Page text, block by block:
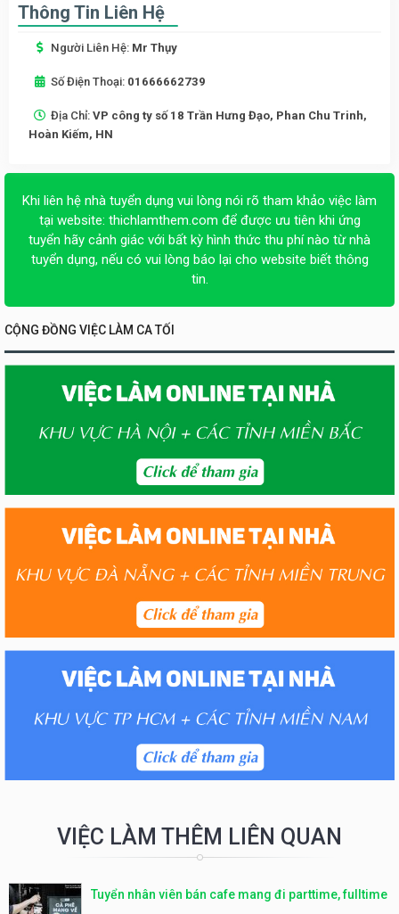
Thông Tin Liên Hệ
Người Liên Hệ: Mr Thụy
Số Điện Thoại: 01666662739
Địa Chỉ: VP công ty số 18 Trần Hưng Đạo, Phan Chu Trinh,
Hoàn Kiếm, HN
Khi liên hệ nhà tuyển dụng vui lòng nói rõ tham khảo việc làm
tại website: thichlamthem.com để được ưu tiên khi ứng
tuyển hãy cảnh giác với bất kỳ hình thức thu phí nào từ nhà
tuyển dụng, nếu có vui lòng báo lại cho website biết thông
tin.
CỘNG ĐỒNG VIỆC LÀM CA TỐI
VIỆC LÀM THÊM LIÊN QUAN
Tuyển nhân viên bán cafe mang đi parttime, fulltime